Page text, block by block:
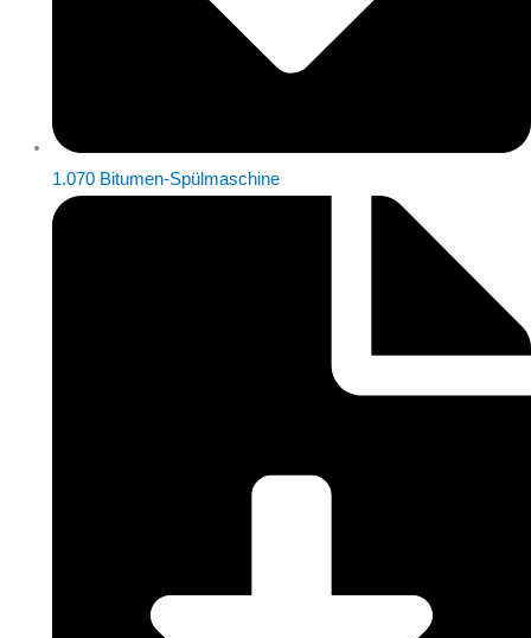
1.070 Bitumen-Spülmaschine